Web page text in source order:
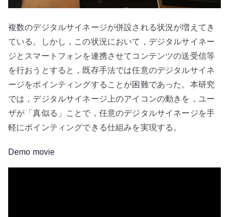
複数のデジタルサイネージが併設される状況が増えてき
ている。しかし，この状況において，デジタルサイネー
ジとスマートフォンを連携させてコンテンツの送受信等
を行おうとすると，既存手法では任意のデジタルサイネ
ージをポインティングすることが困難であった。本研究
では，デジタルサイネージ上のアイコンの動きを，ユー
ザが「真似る」ことで，任意のデジタルサイネージを手
軽にポインティングできる仕組みを実現する。
Demo movie